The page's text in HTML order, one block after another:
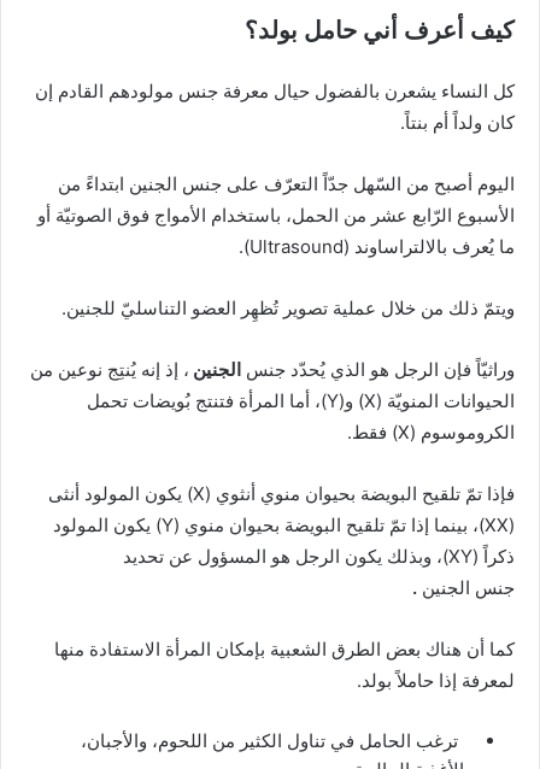
كيف أعرف أني حامل بولد؟
كل النساء يشعرن بالفضول حيال معرفة جنس مولودهم القادم إن
كان ولداً أم بنتاً.
اليوم أصبح من السّهل جدّاً التعرّف على جنس الجنين ابتداءً من
الأسبوع الرّابع عشر من الحمل، باستخدام الأمواج فوق الصوتيّة أو
ما يُعرف بالالتراساوند (Ultrasound).
ويتمّ ذلك من خلال عملية تصوير تُظهِر العضو التناسليّ للجنين.
وراثيّاً فإن الرجل هو الذي يُحدّد جنس الجنين ، إذ إنه يُنتِج نوعين من
الحيوانات المنويّة (X) و(Y)، أما المرأة فتنتج بُويضات تحمل
الكروموسوم (X) فقط.
فإذا تمّ تلقيح البويضة بحيوان منوي أنثوي (X) يكون المولود أنثى
(XX)، بينما إذا تمّ تلقيح البويضة بحيوان منوي (Y) يكون المولود
ذكراً (XY)، وبذلك يكون الرجل هو المسؤول عن تحديد
جنس الجنين .
كما أن هناك بعض الطرق الشعبية بإمكان المرأة الاستفادة منها
لمعرفة إذا حاملاً بولد.
ترغب الحامل في تناول الكثير من اللحوم، والأجبان،